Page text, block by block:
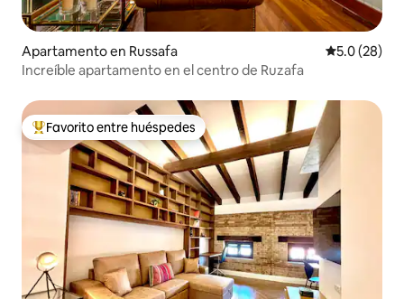
Apartamento en Russafa Calificación
5.0 (28)
Increíble apartamento en el centro de Ruzafa
Favorito entre huéspedes preferido
Favorito entre huéspedes